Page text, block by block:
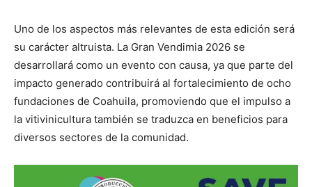
Uno de los aspectos más relevantes de esta edición será
su carácter altruista. La Gran Vendimia 2026 se
desarrollará como un evento con causa, ya que parte del
impacto generado contribuirá al fortalecimiento de ocho
fundaciones de Coahuila, promoviendo que el impulso a
la vitivinicultura también se traduzca en beneficios para
diversos sectores de la comunidad.